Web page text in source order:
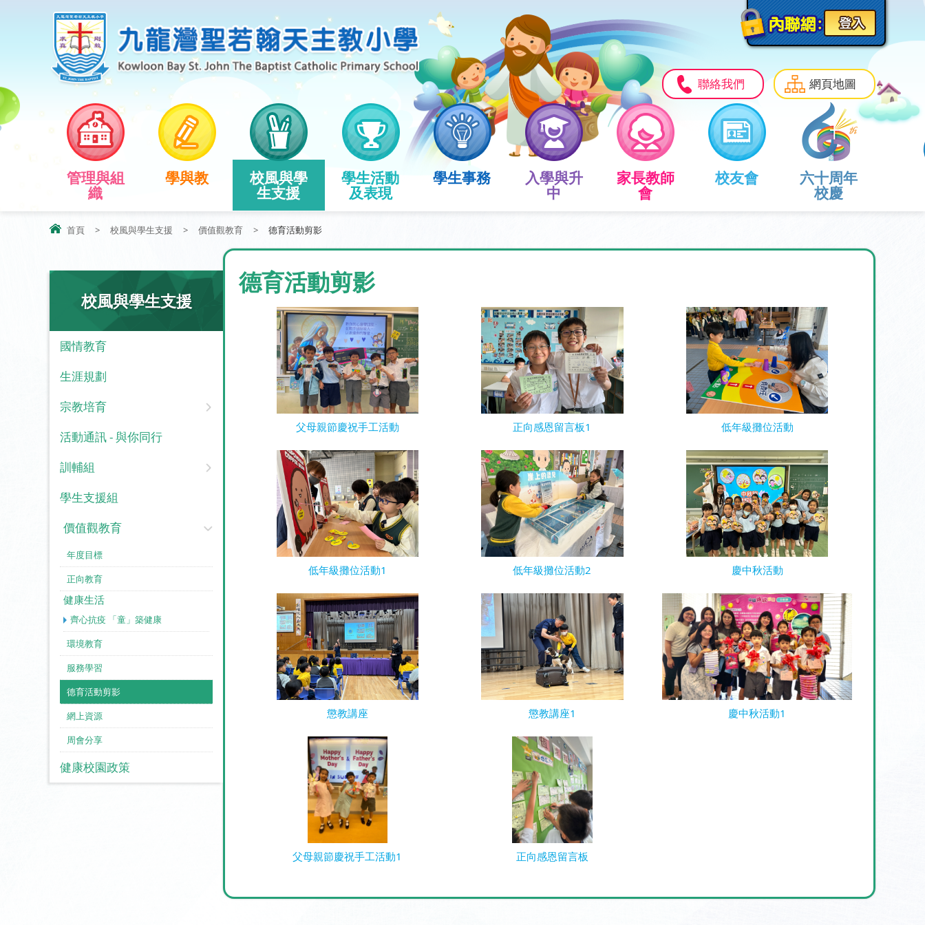
聯絡我們 網頁地圖
管理與組
織
學與教 校風與學
生支援
學生活動
及表現
學生事務 入學與升
中
家長教師
會
校友會 六十周年
校慶
首頁 > 校風與學生支援 > 價值觀教育 > 德育活動剪影
德育活動剪影
父母親節慶祝手工活動 正向感恩留言板1 低年級攤位活動
低年級攤位活動1 低年級攤位活動2 慶中秋活動
懲教講座 懲教講座1 慶中秋活動1
父母親節慶祝手工活動1 正向感恩留言板
校風與學生支援
國情教育
生涯規劃
宗教培育
活動通訊 - 與你同行
訓輔組
學生支援組
價值觀教育
年度目標
正向教育
健康生活
齊心抗疫 「童」築健康
環境教育
服務學習
德育活動剪影
網上資源
周會分享
健康校園政策